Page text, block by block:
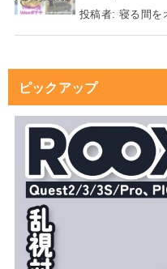
投稿者: 寝る間を
ピックアップ